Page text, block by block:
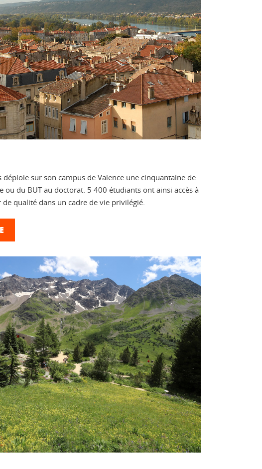
sur son campus de Valence une cinquantaine de
ou du BUT au doctorat. 5 400 étudiants ont ainsi accès à
qualité dans un cadre de vie privilégié.